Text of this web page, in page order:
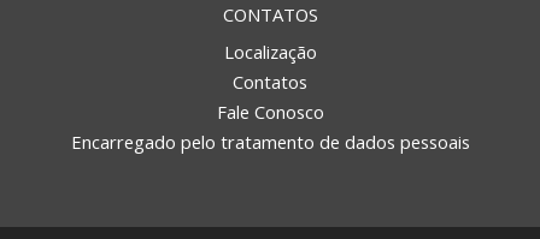
CONTATOS
Localização
Contatos
Fale Conosco
Encarregado pelo tratamento de dados pessoais